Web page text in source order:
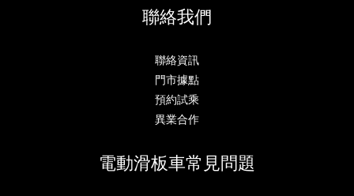
聯絡我們
聯絡資訊
門市據點
預約試乘
異業合作
電動滑板車常見問題